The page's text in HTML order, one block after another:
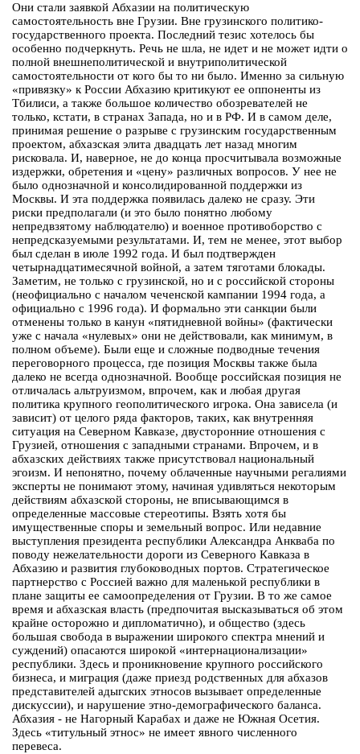
Они стали заявкой Абхазии на политическую
самостоятельность вне Грузии. Вне грузинского политико-
государственного проекта. Последний тезис хотелось бы
особенно подчеркнуть. Речь не шла, не идет и не может идти о
полной внешнеполитической и внутриполитической
самостоятельности от кого бы то ни было. Именно за сильную
«привязку» к России Абхазию критикуют ее оппоненты из
Тбилиси, а также большое количество обозревателей не
только, кстати, в странах Запада, но и в РФ. И в самом деле,
принимая решение о разрыве с грузинским государственным
проектом, абхазская элита двадцать лет назад многим
рисковала. И, наверное, не до конца просчитывала возможные
издержки, обретения и «цену» различных вопросов. У нее не
было однозначной и консолидированной поддержки из
Москвы. И эта поддержка появилась далеко не сразу. Эти
риски предполагали (и это было понятно любому
непредвзятому наблюдателю) и военное противоборство с
непредсказуемыми результатами. И, тем не менее, этот выбор
был сделан в июле 1992 года. И был подтвержден
четырнадцатимесячной войной, а затем тяготами блокады.
Заметим, не только с грузинской, но и с российской стороны
(неофициально с началом чеченской кампании 1994 года, а
официально с 1996 года). И формально эти санкции были
отменены только в канун «пятидневной войны» (фактически
уже с начала «нулевых» они не действовали, как минимум, в
полном объеме). Были еще и сложные подводные течения
переговорного процесса, где позиция Москвы также была
далеко не всегда однозначной. Вообще российская позиция не
отличалась альтруизмом, впрочем, как и любая другая
политика крупного геополитического игрока. Она зависела (и
зависит) от целого ряда факторов, таких, как внутренняя
ситуация на Северном Кавказе, двусторонние отношения с
Грузией, отношения с западными странами. Впрочем, и в
абхазских действиях также присутствовал национальный
эгоизм. И непонятно, почему облаченные научными регалиями
эксперты не понимают этому, начиная удивляться некоторым
действиям абхазской стороны, не вписывающимся в
определенные массовые стереотипы. Взять хотя бы
имущественные споры и земельный вопрос. Или недавние
выступления президента республики Александра Анкваба по
поводу нежелательности дороги из Северного Кавказа в
Абхазию и развития глубоководных портов. Стратегическое
партнерство с Россией важно для маленькой республики в
плане защиты ее самоопределения от Грузии. В то же самое
время и абхазская власть (предпочитая высказываться об этом
крайне осторожно и дипломатично), и общество (здесь
большая свобода в выражении широкого спектра мнений и
суждений) опасаются широкой «интернационализации»
республики. Здесь и проникновение крупного российского
бизнеса, и миграция (даже приезд родственных для абхазов
представителей адыгских этносов вызывает определенные
дискуссии), и нарушение этно-демографического баланса.
Абхазия - не Нагорный Карабах и даже не Южная Осетия.
Здесь «титульный этнос» не имеет явного численного
перевеса.